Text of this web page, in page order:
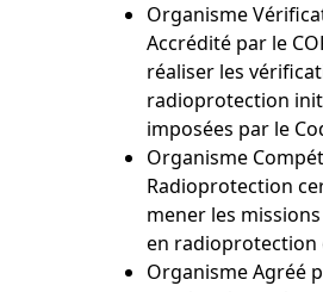
Organisme
Accrédité par le
réaliser les
radioprotection
imposées par le
Organisme
Radioprotection
mener les
en radioprotection
Organisme Agréé